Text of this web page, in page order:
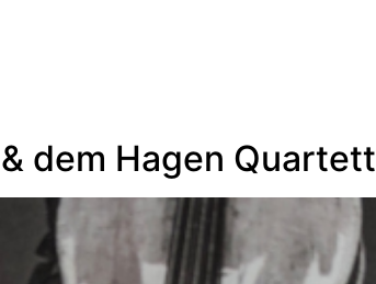
dem Hagen Quartett